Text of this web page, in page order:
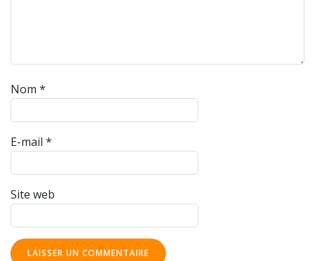
Nom *
E-mail *
Site web